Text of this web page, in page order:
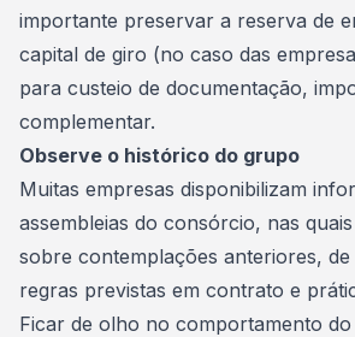
importante preservar a reserva de
capital de giro (no caso das
para custeio de documentação,
complementar.
Observe o histórico do grupo
Muitas empresas disponibilizam
assembleias do consórcio, nas
sobre contemplações anteriores,
regras previstas em contrato e
Ficar de olho no comportamento